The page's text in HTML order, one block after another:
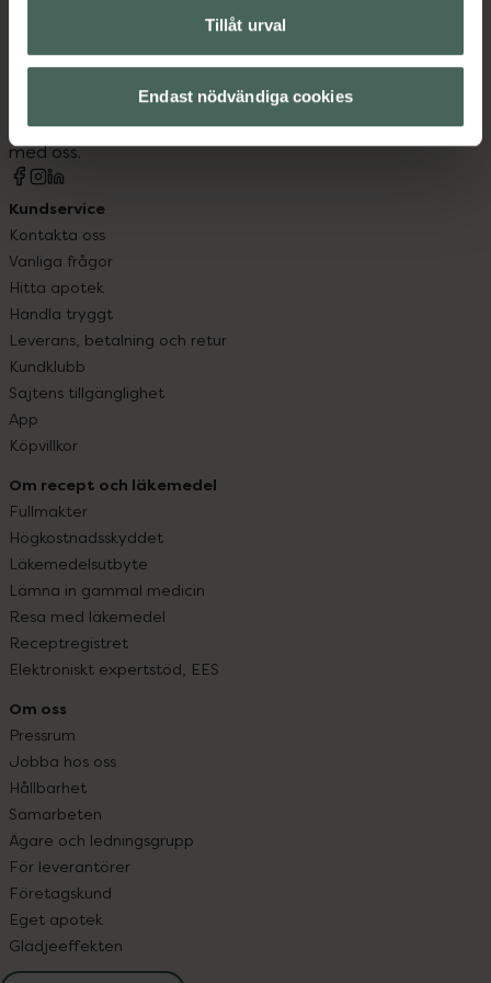
Tillåt urval
Endast nödvändiga cookies
syd till Lappland i norr, och online i mobilen och på
datorn. Oavsett vem du är så är det vårt uppdrag att
hjälpa just dig att må lite bättre. Välkommen att prata
med oss.
Kundservice
Kontakta oss
Vanliga frågor
Hitta apotek
Handla tryggt
Leverans, betalning och retur
Kundklubb
Sajtens tillgänglighet
App
Köpvillkor
Om recept och läkemedel
Fullmakter
Högkostnadsskyddet
Läkemedelsutbyte
Lämna in gammal medicin
Resa med läkemedel
Receptregistret
Elektroniskt expertstöd, EES
Om oss
Pressrum
Jobba hos oss
Hållbarhet
Samarbeten
Ägare och ledningsgrupp
För leverantörer
Företagskund
Eget apotek
Glädjeeffekten